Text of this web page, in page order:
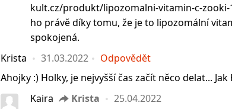
kult.cz/produkt/lipozomalni-vitamin-c-zooki-
ho právě díky tomu, že je to lipozomální
spokojená.
Krista
31.03.2022
Odpovědět
Ahojky :) Holky, je nejvyšší čas začít něco delat...
Kaira
Krista
25.04.2022